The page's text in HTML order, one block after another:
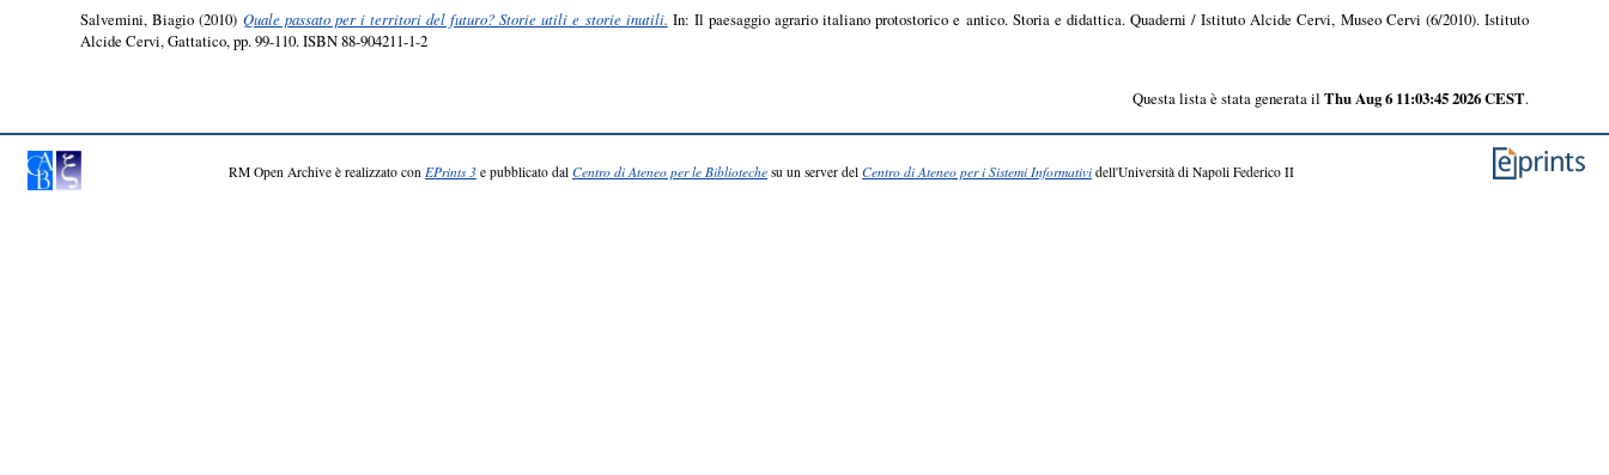
Salvemini, Biagio (2010) Quale passato per i territori del futuro? Storie utili e storie inutili. In: Il paesaggio agrario italiano protostorico e antico. Storia e didattica. Quaderni / Istituto Alcide Cervi, Museo Cervi (6/2010). Istituto
Alcide Cervi, Gattatico, pp. 99-110. ISBN 88-904211-1-2
Questa lista è stata generata il Thu Aug 6 11:03:45 2026 CEST.
RM Open Archive è realizzato con EPrints 3 e pubblicato dal Centro di Ateneo per le Biblioteche su un server del Centro di Ateneo per i Sistemi Informativi dell'Università di Napoli Federico II